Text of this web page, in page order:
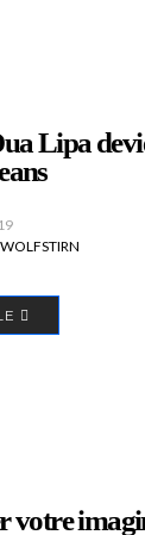
Lipa
votre